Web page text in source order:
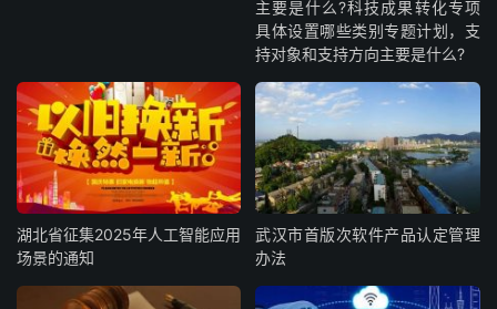
主要是什么?科技成果转化专项
具体设置哪些类别专题计划，支
持对象和支持方向主要是什么?
湖北省征集2025年人工智能应用
场景的通知
武汉市首版次软件产品认定管理
办法